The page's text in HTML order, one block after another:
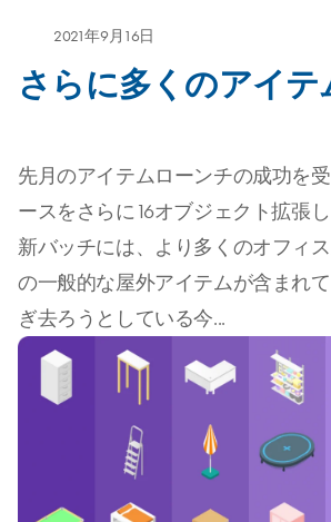
2021年9月16日
さらに多くのアイテ
先月のアイテムローンチの成功を
ースをさらに16オブジェクト拡張
新バッチには、より多くのオフィ
の一般的な屋外アイテムが含まれ
ぎ去ろうとしている今...